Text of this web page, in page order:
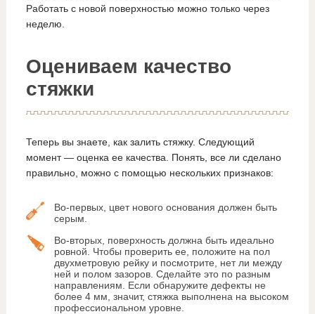
Работать с новой поверхностью можно только через
неделю.
Оцениваем качество
стяжки
Теперь вы знаете, как залить стяжку. Следующий
момент — оценка ее качества. Понять, все ли сделано
правильно, можно с помощью нескольких признаков:
Во-первых, цвет нового основания должен быть
серым.
Во-вторых, поверхность должна быть идеально
ровной. Чтобы проверить ее, положите на пол
двухметровую рейку и посмотрите, нет ли между
ней и полом зазоров. Сделайте это по разным
направлениям. Если обнаружите дефекты не
более 4 мм, значит, стяжка выполнена на высоком
профессиональном уровне.